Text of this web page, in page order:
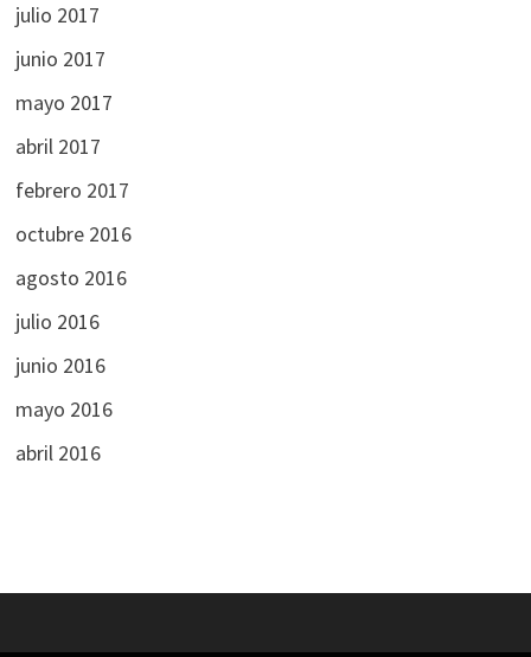
julio 2017
junio 2017
mayo 2017
abril 2017
febrero 2017
octubre 2016
agosto 2016
julio 2016
junio 2016
mayo 2016
abril 2016